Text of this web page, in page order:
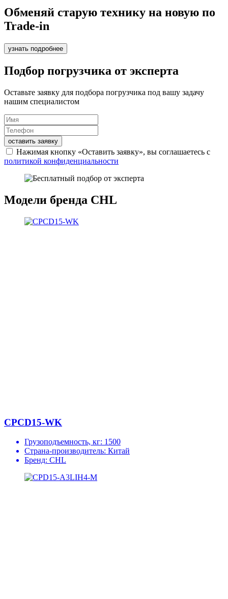
Обменяй старую технику на новую по
Trade-in
узнать подробнее
Подбор погрузчика от эксперта
Оставьте заявку для подбора погрузчика под вашу задачу
нашим специалистом
оставить заявку
Нажимая кнопку «Оставить заявку», вы соглашаетесь с
политикой конфиденциальности
Модели бренда CHL
CPCD15-WK
Грузоподъемность, кг: 1500
Страна-производитель: Китай
Бренд: CHL